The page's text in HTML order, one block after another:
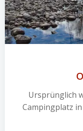
Ursprünglich
Campingplatz